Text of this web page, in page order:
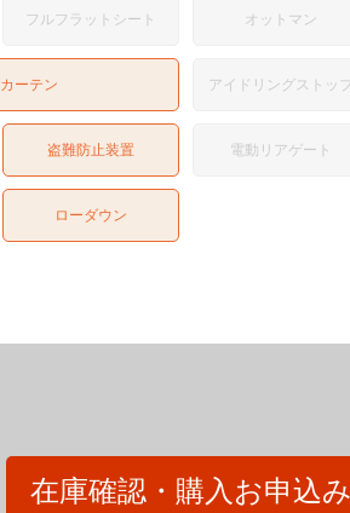
フルフラットシート オットマン
カーテン アイドリングストップ
盗難防止装置 電動リアゲート
ローダウン
在庫確認・購入お申込み